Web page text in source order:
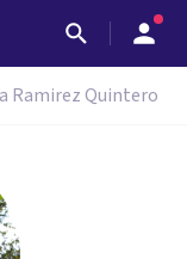
Ramirez Quintero